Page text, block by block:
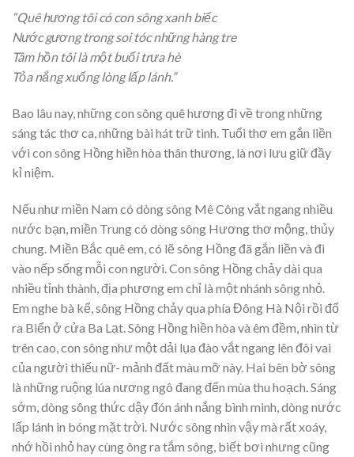
“Quê hương tôi có con sông xanh biếc
Nước gương trong soi tóc những hàng tre
Tâm hồn tôi là một buổi trưa hè
Tỏa nắng xuống lòng lấp lánh.”
Bao lâu nay, những con sông quê hương đi về trong những
sáng tác thơ ca, những bài hát trữ tình. Tuổi thơ em gắn liền
với con sông Hồng hiền hòa thân thương, là nơi lưu giữ đầy
kỉ niệm.
Nếu như miền Nam có dòng sông Mê Công vắt ngang nhiều
nước bạn, miền Trung có dòng sông Hương thơ mộng, thủy
chung. Miền Bắc quê em, có lẽ sông Hồng đã gắn liền và đi
vào nếp sống mỗi con người. Con sông Hồng chảy dài qua
nhiều tỉnh thành, địa phương em chỉ là một nhánh sông nhỏ.
Em nghe bà kể, sông Hồng chảy qua phía Đông Hà Nội rồi đổ
ra Biển ở cửa Ba Lạt. Sông Hồng hiền hòa và êm đềm, nhìn từ
trên cao, con sông như một dải lụa đào vắt ngang lên đôi vai
của người thiếu nữ- mảnh đất màu mỡ này. Hai bên bờ sông
là những ruộng lúa nương ngô đang đến mùa thu hoạch. Sáng
sớm, dòng sông thức dậy đón ánh nắng bình minh, dòng nước
lấp lánh in bóng mặt trời. Nước sông nhìn vậy mà rất xoáy,
nhớ hồi nhỏ hay cùng ông ra tắm sông, biết bơi nhưng cũng